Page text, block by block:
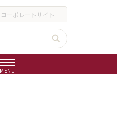
コーポレートサイト
MENU